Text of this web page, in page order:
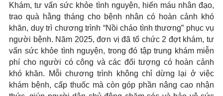
Khám, tư vấn sức khỏe tình nguyện, hiến máu nhân đạo,
trao quà hằng tháng cho bệnh nhân có hoàn cảnh khó
khăn, duy trì chương trình “Nồi cháo tình thương” phục vụ
người bệnh. Năm 2025, đơn vị đã tổ chức 2 đợt khám, tư
vấn sức khỏe tình nguyện, trong đó tập trung khám miễn
phí cho người có công và các đối tượng có hoàn cảnh
khó khăn. Mỗi chương trình không chỉ dừng lại ở việc
khám bệnh, cấp thuốc mà còn góp phần nâng cao nhận